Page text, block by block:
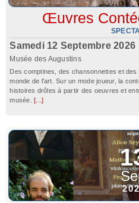
Œuvres
Samedi 12 Septembre 2026
Musée des Augustins
Des comptines, des chansonnettes et
monde de l'art. Sur un mode joueur, la
histoires drôles à partir des oeuvres et
musée.[...]